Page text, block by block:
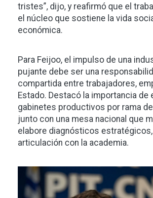
tristes”, dijo, y reafirmó que el
el núcleo que sostiene la vida
económica.
Para Feijoo, el impulso de una
pujante debe ser una
compartida entre trabajadores,
Estado. Destacó la importancia de
gabinetes productivos por rama
junto con una mesa nacional que
elabore diagnósticos estratégicos,
articulación con la academia.
Imagen